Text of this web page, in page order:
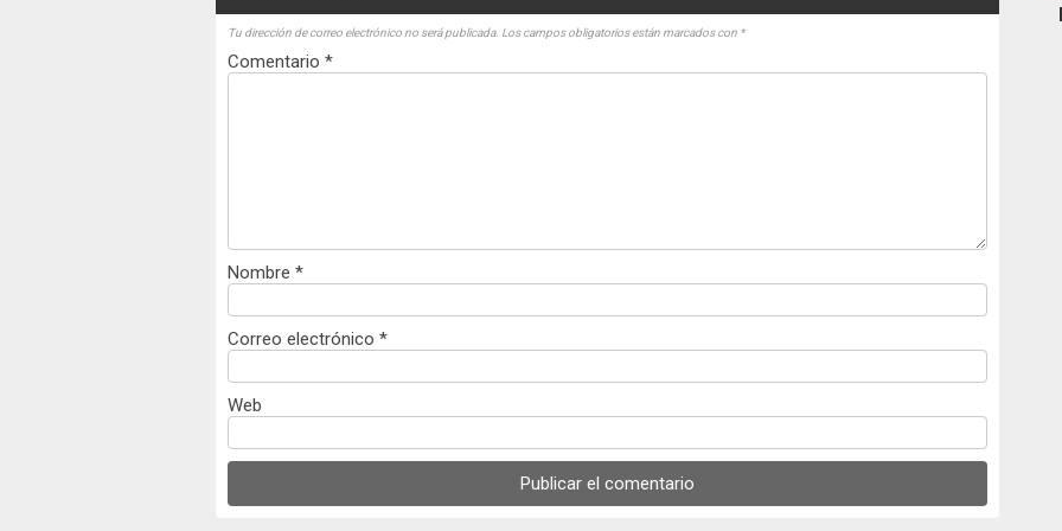
Tu dirección de correo electrónico no será publicada. Los campos obligatorios están marcados con *
Comentario *
Nombre *
Correo electrónico *
Web